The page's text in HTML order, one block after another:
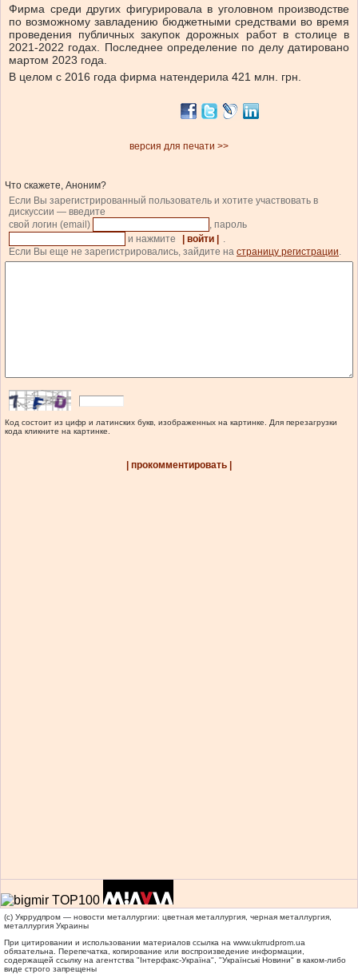
Фирма среди других фигурировала в уголовном производстве
по возможному завладению бюджетными средствами во время
проведения публичных закупок дорожных работ в столице в
2021-2022 годах. Последнее определение по делу датировано
мартом 2023 года.
В целом с 2016 года фирма натендерила 421 млн. грн.
версия для печати >>
Что скажете, Аноним?
Если Вы зарегистрированный пользователь и хотите участвовать в
дискуссии — введите
свой логин (email)
, пароль
и нажмите
| войти |
.
Если Вы еще не зарегистрировались, зайдите на страницу регистрации.
Код состоит из цифр и латинских букв, изображенных на картинке. Для перезагрузки
кода кликните на картинке.
| прокомментировать |
(c) Укррудпром — новости металлургии: цветная металлургия, черная металлургия,
металлургия Украины
При цитировании и использовании материалов ссылка на www.ukrrudprom.ua
обязательна. Перепечатка, копирование или воспроизведение информации,
содержащей ссылку на агентства "Iнтерфакс-Україна", "Українськi Новини" в каком-либо
виде строго запрещены